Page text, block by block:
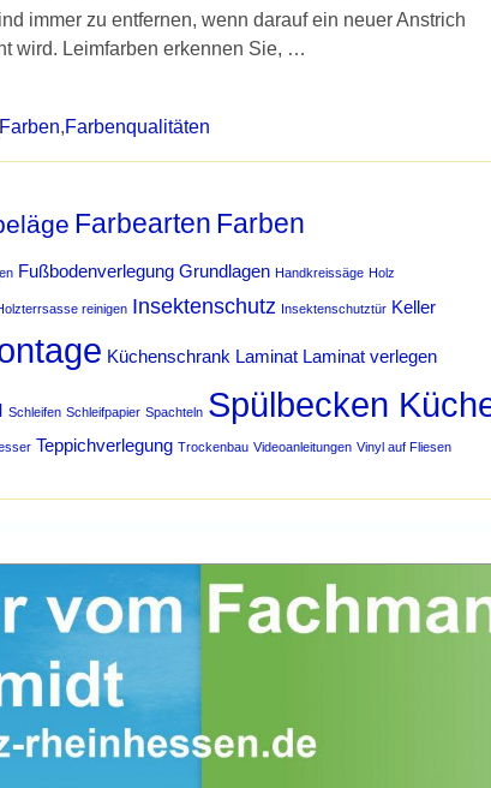
immer zu entfernen, wenn darauf ein neuer Anstrich
wird. Leimfarben erkennen Sie, …
Farben,Farbenqualitäten
Farbearten Farben
Fußbodenverlegung Grundlagen Handkreissäge Holz
reinigen Insektenschutz Insektenschutztür Keller
Küchenschrank Laminat Laminat verlegen
Schleifen Schleifpapier Spachteln Spülbecken
Teppichverlegung Trockenbau Videoanleitungen Vinyl auf Fliesen